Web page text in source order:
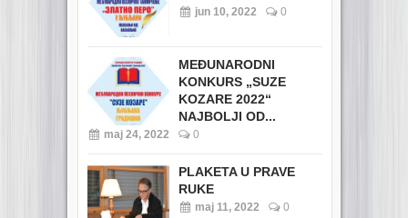
jun 10, 2022 0
MEĐUNARODNI
KONKURS „SUZE
KOZARE 2022“
NAJBOLJI OD...
maj 24, 2022 0
PLAKETA U PRAVE
RUKE
maj 11, 2022 0